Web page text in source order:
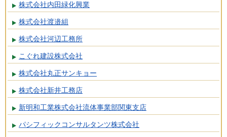
株式会社内田緑化興業
株式会社渡邉組
株式会社河辺工務所
こぐれ建設株式会社
株式会社丸正サンキョー
株式会社新井工務店
新明和工業株式会社流体事業部関東支店
パシフィックコンサルタンツ株式会社